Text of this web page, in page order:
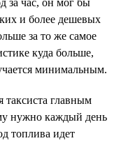
и более дешевых
за то же самое
куда больше,
минимальным.
таксиста главным
нужно каждый день
топлива идет